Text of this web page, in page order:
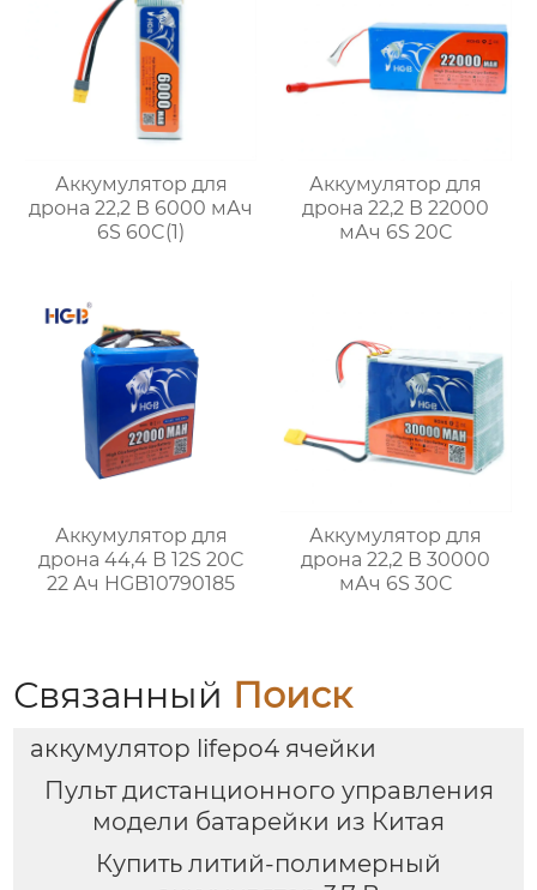
Аккумулятор для
дрона 22,2 В 6000 мАч
6S 60C(1)
Аккумулятор для
дрона 22,2 В 22000
мАч 6S 20C
Аккумулятор для
дрона 44,4 В 12S 20C
22 Ач HGB10790185
Аккумулятор для
дрона 22,2 В 30000
мАч 6S 30C
Связанный Поиск
аккумулятор lifepo4 ячейки
Пульт дистанционного управления
модели батарейки из Китая
Купить литий-полимерный